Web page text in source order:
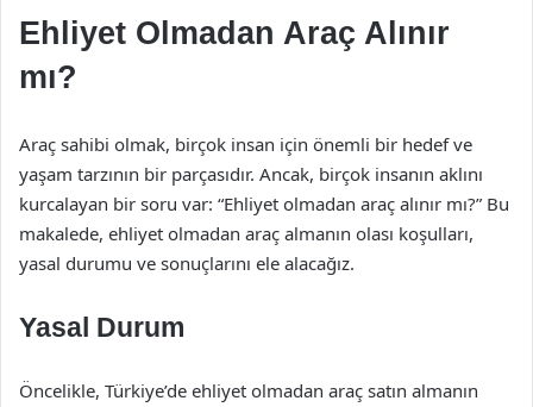
Ehliyet Olmadan Araç Alınır
mı?
Araç sahibi olmak, birçok insan için önemli bir hedef ve
yaşam tarzının bir parçasıdır. Ancak, birçok insanın aklını
kurcalayan bir soru var: “Ehliyet olmadan araç alınır mı?” Bu
makalede, ehliyet olmadan araç almanın olası koşulları,
yasal durumu ve sonuçlarını ele alacağız.
Yasal Durum
Öncelikle, Türkiye’de ehliyet olmadan araç satın almanın